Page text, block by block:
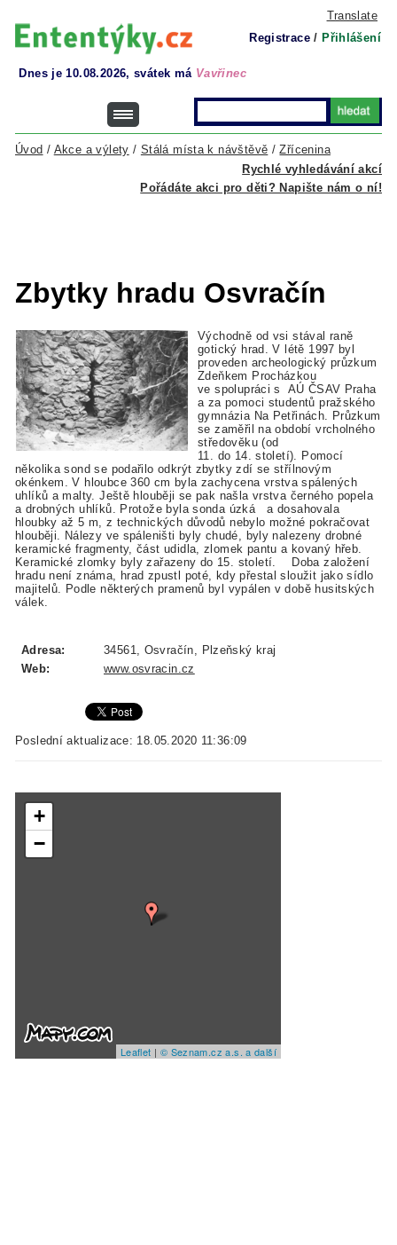
Translate
Registrace / Přihlášení
Dnes je 10.08.2026, svátek má Vavřinec
Rychlé vyhledávání akcí
Úvod / Akce a výlety / Stálá místa k návštěvě /Zřícenina
Pořádáte akci pro děti? Napište nám o ní!
Zbytky hradu Osvračín
Východně od vsi stával raně
gotický hrad. V létě 1997 byl
proveden archeologický průzkum
Zdeňkem Procházkou
ve spolupráci s AÚ ČSAV Praha
a za pomoci studentů pražského
gymnázia Na Petřinách. Průzkum
se zaměřil na období vrcholného
středověku (od
11. do 14. století). Pomocí
několika sond se podařilo odkrýt zbytky zdí se střílnovým
okénkem. V hloubce 360 cm byla zachycena vrstva spálených
uhlíků a malty. Ještě hlouběji se pak našla vrstva černého popela
a drobných uhlíků. Protože byla sonda úzká a dosahovala
hloubky až 5 m, z technických důvodů nebylo možné pokračovat
hlouběji. Nálezy ve spáleništi byly chudé, byly nalezeny drobné
keramické fragmenty, část udidla, zlomek pantu a kovaný hřeb.
Keramické zlomky byly zařazeny do 15. století. Doba založení
hradu není známa, hrad zpustl poté, kdy přestal sloužit jako sídlo
majitelů. Podle některých pramenů byl vypálen v době husitských
válek.
Adresa:
34561, Osvračín, Plzeňský kraj
Web:
www.osvracin.cz
Poslední aktualizace: 18.05.2020 11:36:09
+
−
Leaflet | © Seznam.cz a.s. a další